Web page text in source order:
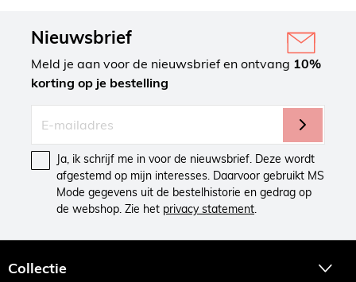
Nieuwsbrief
Meld je aan voor de nieuwsbrief en ontvang 10%
korting op je bestelling
Ja, ik schrijf me in voor de nieuwsbrief. Deze wordt
afgestemd op mijn interesses. Daarvoor gebruikt MS
Mode gegevens uit de bestelhistorie en gedrag op
de webshop. Zie het privacy statement.
Collectie